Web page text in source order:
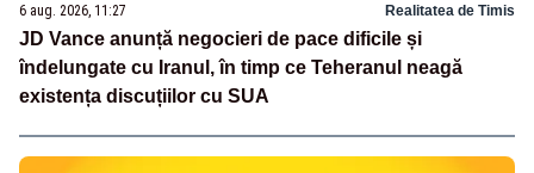
6 aug. 2026, 11:27 Realitatea de Timis
JD Vance anunță negocieri de pace dificile și
îndelungate cu Iranul, în timp ce Teheranul neagă
existența discuțiilor cu SUA